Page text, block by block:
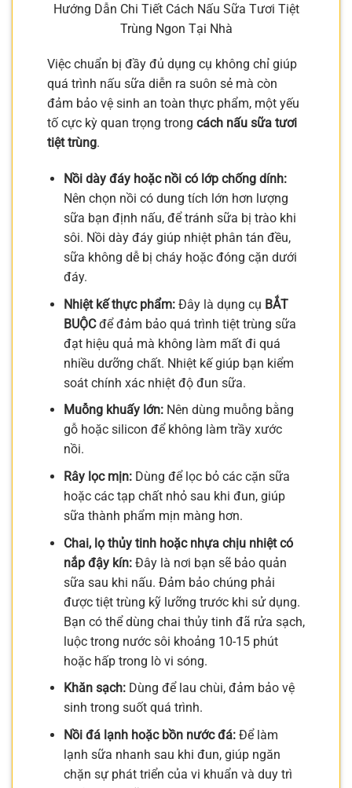
Hướng Dẫn Chi Tiết Cách Nấu Sữa Tươi Tiệt
Trùng Ngon Tại Nhà
Việc chuẩn bị đầy đủ dụng cụ không chỉ giúp
quá trình nấu sữa diễn ra suôn sẻ mà còn
đảm bảo vệ sinh an toàn thực phẩm, một yếu
tố cực kỳ quan trọng trong cách nấu sữa tươi
tiệt trùng.
Nồi dày đáy hoặc nồi có lớp chống dính:
Nên chọn nồi có dung tích lớn hơn lượng
sữa bạn định nấu, để tránh sữa bị trào khi
sôi. Nồi dày đáy giúp nhiệt phân tán đều,
sữa không dễ bị cháy hoặc đóng cặn dưới
đáy.
Nhiệt kế thực phẩm:Đây là dụng cụ BẮT
BUỘCđể đảm bảo quá trình tiệt trùng sữa
đạt hiệu quả mà không làm mất đi quá
nhiều dưỡng chất. Nhiệt kế giúp bạn kiểm
soát chính xác nhiệt độ đun sữa.
Muỗng khuấy lớn:Nên dùng muỗng bằng
gỗ hoặc silicon để không làm trầy xước
nồi.
Rây lọc mịn:Dùng để lọc bỏ các cặn sữa
hoặc các tạp chất nhỏ sau khi đun, giúp
sữa thành phẩm mịn màng hơn.
Chai, lọ thủy tinh hoặc nhựa chịu nhiệt có
nắp đậy kín:Đây là nơi bạn sẽ bảo quản
sữa sau khi nấu. Đảm bảo chúng phải
được tiệt trùng kỹ lưỡng trước khi sử dụng.
Bạn có thể dùng chai thủy tinh đã rửa sạch,
luộc trong nước sôi khoảng 10-15 phút
hoặc hấp trong lò vi sóng.
Khăn sạch:Dùng để lau chùi, đảm bảo vệ
sinh trong suốt quá trình.
Nồi đá lạnh hoặc bồn nước đá:Để làm
lạnh sữa nhanh sau khi đun, giúp ngăn
chặn sự phát triển của vi khuẩn và duy trì